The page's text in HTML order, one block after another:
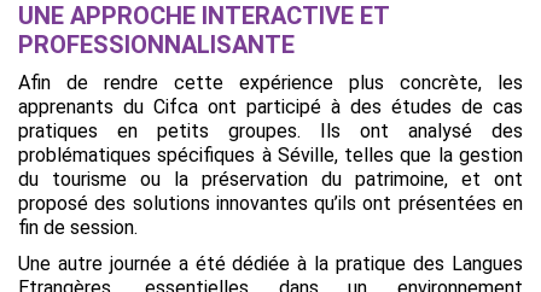
UNE APPROCHE INTERACTIVE ET
PROFESSIONNALISANTE
Afin de rendre cette expérience plus concrète, les
apprenants du Cifca ont participé à des études de cas
pratiques en petits groupes. Ils ont analysé des
problématiques spécifiques à Séville, telles que la gestion
du tourisme ou la préservation du patrimoine, et ont
proposé des solutions innovantes qu’ils ont présentées en
fin de session.
Une autre journée a été dédiée à la pratique des Langues